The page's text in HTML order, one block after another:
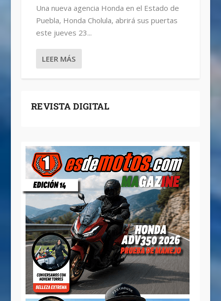
Una nueva agencia Honda en el Estado de
Puebla, Honda Cholula, abrirá sus puertas
este jueves 23...
LEER MÁS
REVISTA DIGITAL